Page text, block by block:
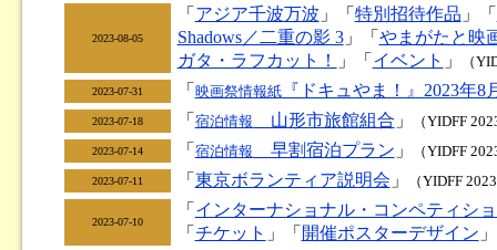
2023-08-05
「 アジア千波万波 」「 特別招待作品 」「
Shadows／二重の影 3」「 やまがたと映
ガタ・ラフカット！
」「 イベント 」 （
2023-07-31 「 映画祭情報紙『ドキュやま！』2023年8
2023-07-18 「 宿泊情報 山形市旅館組合 」 （YIDFF
2023-07-14 「 宿泊情報 早割宿泊プラン 」 （YIDFF
2023-07-11 「 東京ボランティア説明会 」 （YIDFF
2023-07-10
「 インターナショナル・コンペティシ
「 チケット 」「 開催ポスターデザイン 」